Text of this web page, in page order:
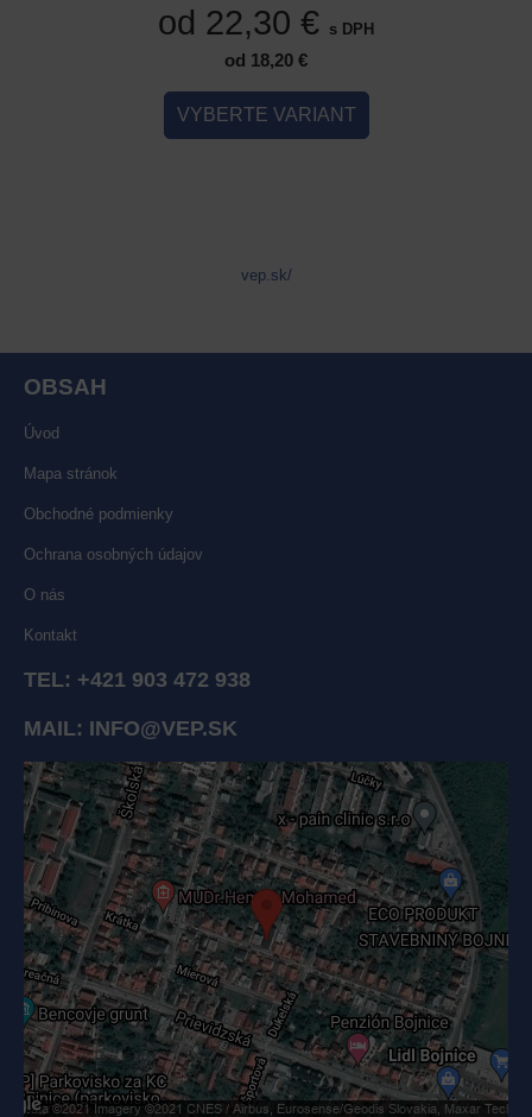
od 22,30 € s DPH
od 18,20 €
VYBERTE VARIANT
vep.sk/
OBSAH
Úvod
Mapa stránok
Obchodné podmienky
Ochrana osobných údajov
O nás
Kontakt
TEL: +421 903 472 938
MAIL: INFO@VEP.SK
Externý obsah je blokovaný Voľbami súkromia
Prajete si načítať externý obsah?
Povoliť tentokrát
Povoliť a zapamätať - súhlas s druhom cookie: Funkčné
Otvoriť obsah v novom okne